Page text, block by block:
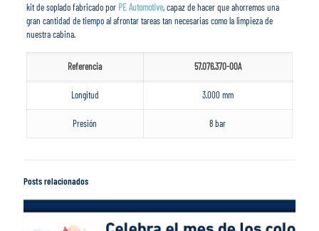
kit de soplado fabricado por PE Automotive, capaz de hacer que ahorremos una
gran cantidad de tiempo al afrontar tareas tan necesarias como la limpieza de
nuestra cabina.
Referencia 57.076.370-00A
Longitud 3.000 mm
Presión 8 bar
Posts relacionados